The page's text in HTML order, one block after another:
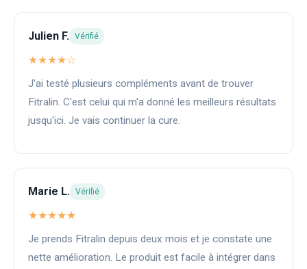
Julien F. Vérifié
★★★★☆
J'ai testé plusieurs compléments avant de trouver
Fitralin. C'est celui qui m'a donné les meilleurs résultats
jusqu'ici. Je vais continuer la cure.
Marie L. Vérifié
★★★★★
Je prends Fitralin depuis deux mois et je constate une
nette amélioration. Le produit est facile à intégrer dans